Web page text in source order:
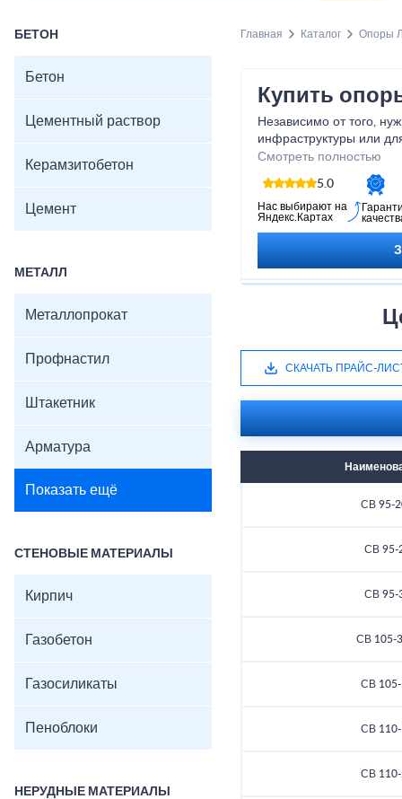
БЕТОН
Бетон
Цементный раствор
Керамзитобетон
Цемент
МЕТАЛЛ
Металлопрокат
Профнастил
Штакетник
Арматура
Показать ещё
СТЕНОВЫЕ МАТЕРИАЛЫ
Кирпич
Газобетон
Газосиликаты
Пеноблоки
НЕРУДНЫЕ МАТЕРИАЛЫ
Главная Каталог Опоры
Купить
Независимо от того,
инфраструктуры или
компания готова
Приобретая опоры
в их высоком качестве
на потом, обеспечьте
вашей электрической
Смотреть полностью
5.0
Нас выбирают на
Яндекс.Картах
СКАЧАТЬ ПРАЙС-
СВ 95-
СВ 95-
СВ 95-
СВ 105-
СВ
СВ
СВ